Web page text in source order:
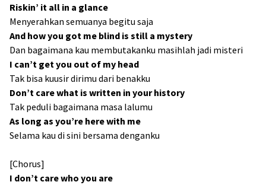
Riskin’ it all in a glance
Menyerahkan semuanya begitu saja
And how you got me blind is still a mystery
Dan bagaimana kau membutakanku masihlah jadi misteri
I can’t get you out of my head
Tak bisa kuusir dirimu dari benakku
Don’t care what is written in your history
Tak peduli bagaimana masa lalumu
As long as you’re here with me
Selama kau di sini bersama denganku
[Chorus]
I don’t care who you are